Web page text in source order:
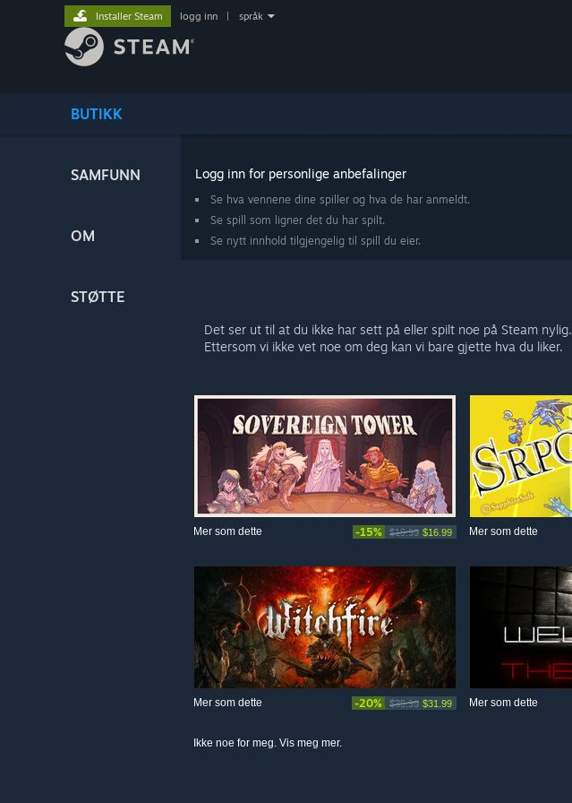
BUTIKK
SAMFUNN
OM
STØTTE
Installer Steam logg inn språk
Logg inn for personlige anbefalinger
Se hva vennene dine spiller og hva de har anmeldt.
Se spill som ligner det du har spilt.
Se nytt innhold tilgjengelig til spill du eier.
Det ser ut til at du ikke har sett på eller spilt noe på Steam nylig.
Ettersom vi ikke vet noe om deg kan vi bare gjette hva du liker.
-15% $19.99 $16.99
Mer som dette Mer som dette
-20% $39.99 $31.99
Mer som dette Mer som dette
Ikke noe for meg. Vis meg mer.